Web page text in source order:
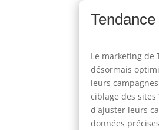
Tendance
Le marketing de
désormais
leurs
ciblage des
d'ajuster leurs
données